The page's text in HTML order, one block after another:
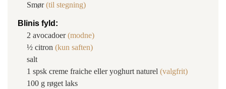
Smør (til stegning)
Blinis fyld:
2 avocadoer (modne)
½ citron (kun saften)
salt
1 spsk creme fraiche eller yoghurt naturel (valgfrit)
100 g røget laks